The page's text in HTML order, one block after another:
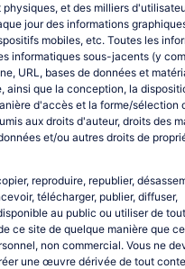
physiques, et des milliers
jour des informations
mobiles, etc. Toutes les
informatiques sous-jacents (y
URL, bases de données et
ainsi que la conception, la
d'accès et la forme/sélection
aux droits d'auteur, droits des
et/ou autres droits de
reproduire, republier,
télécharger, publier, diffuser,
au public ou utiliser de
ce site de quelque manière que
non commercial. Vous ne
une œuvre dérivée de tout